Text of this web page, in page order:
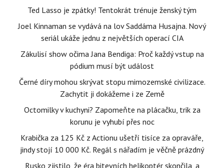
Ted Lasso je zpátky! Tentokrát trénuje ženský tým
Joel Kinnaman se vydává na lov Saddáma Husajna. Nový
seriál ukáže jednu z největších operací CIA
Zákulisí show očima Jana Bendiga: Proč každý vstup na
pódium musí být událost
Černé díry mohou skrývat stopu mimozemské civilizace.
Zachytit ji dokážeme i ze Země
Octomilky v kuchyni? Zapomeňte na plácačku, trik za
korunu je vyhubí přes noc
Krabička za 125 Kč z Actionu ušetří tisíce za opraváře,
jindy stojí 10 000 Kč. Regál s nářadím je věčně prázdný
Rusko zjistilo, že éra bitevních helikoptér skončila, a